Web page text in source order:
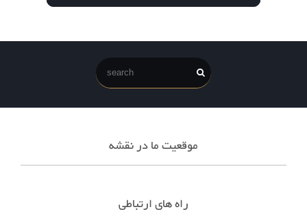
موقعیت ما در نقشه
راه های ارتباطی